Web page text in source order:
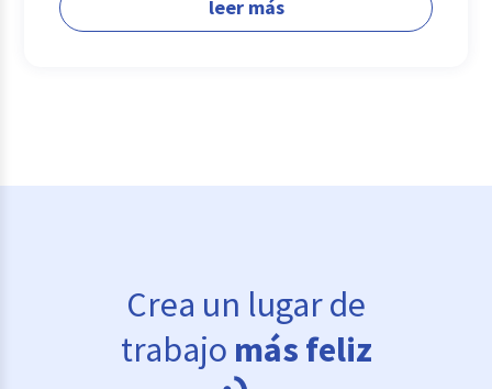
leer más
Crea un lugar de
trabajo más feliz